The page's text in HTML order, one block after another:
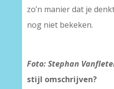
zo’n manier dat je
nog niet bekeken.
Foto: Stephan
stijl omschrijven?